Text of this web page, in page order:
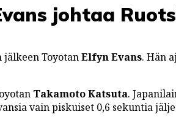
johtaa
ToyotanElfyn Evans. Hän
Takamoto Katsuta.
vain piskuiset 0,6 sekuntia